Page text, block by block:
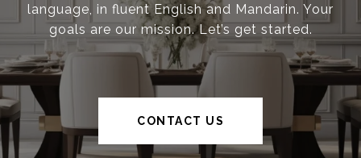
language, in fluent English and Mandarin. Your
goals are our mission. Let’s get started.
CONTACT US